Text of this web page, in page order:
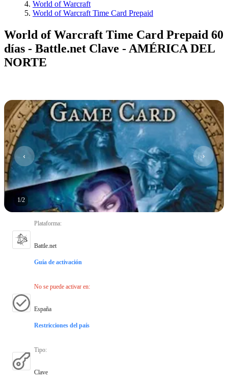
World of Warcraft
World of Warcraft Time Card Prepaid
World of Warcraft Time Card Prepaid 60
días - Battle.net Clave - AMÉRICA DEL
NORTE
1/2
Plataforma:
Battle.net
Guía de activación
No se puede activar en:
España
Restricciones del país
Tipo:
Clave